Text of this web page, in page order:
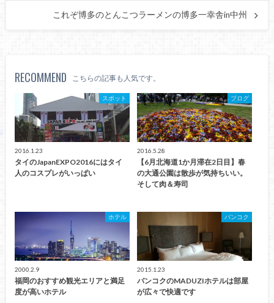
これぞ博多のとんこつラーメンの博多一幸舎in中州
RECOMMEND こちらの記事も人気です。
スポット
2016.1.23
タイのJapanEXPO2016にはタイ
人のコスプレがいっぱい
ブログ
2016.5.28
【6月北海道1か月滞在2日目】春
の大通公園は散歩が気持ちいい。
そして肉＆寿司
ホテル
2000.2.9
福岡のおすすめ観光エリアと満足
度が高いホテル
バンコク
2015.1.23
バンコクのMADUZIホテルは部屋
が広々で快適です